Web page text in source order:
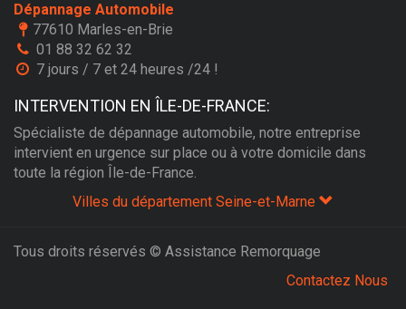
Dépannage Automobile
77610 Marles-en-Brie
01 88 32 62 32
7 jours / 7 et 24 heures /24 !
INTERVENTION EN ÎLE-DE-FRANCE:
Spécialiste de dépannage automobile, notre entreprise
intervient en urgence sur place ou à votre domicile dans
toute la région Île-de-France.
Villes du département Seine-et-Marne
Tous droits réservés © Assistance Remorquage
Contactez Nous